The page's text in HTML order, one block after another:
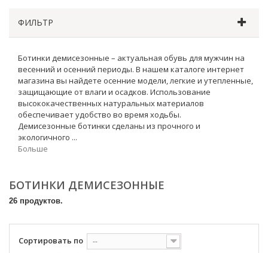
ФИЛЬТР
Ботинки демисезонные – актуальная обувь для мужчин на
весенний и осенний периоды. В нашем каталоге интернет
магазина вы найдете осенние модели, легкие и утепленные,
защищающие от влаги и осадков. Использование
высококачественных натуральных материалов
обеспечивает удобство во время ходьбы.
Демисезонные ботинки сделаны из прочного и
экологичного ...
Больше
БОТИНКИ ДЕМИСЕЗОННЫЕ
26 продуктов.
Сортировать по --